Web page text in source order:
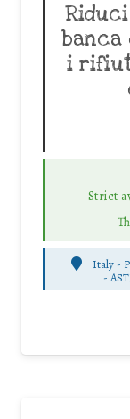
i
Strict
Italy -
-